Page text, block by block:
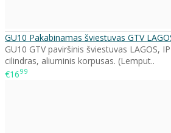
GU10 Pakabinamas šviestuvas GTV
GU10 GTV paviršinis šviestuvas LAGOS,
cilindras, aliuminis korpusas. (Lemput..
€1699